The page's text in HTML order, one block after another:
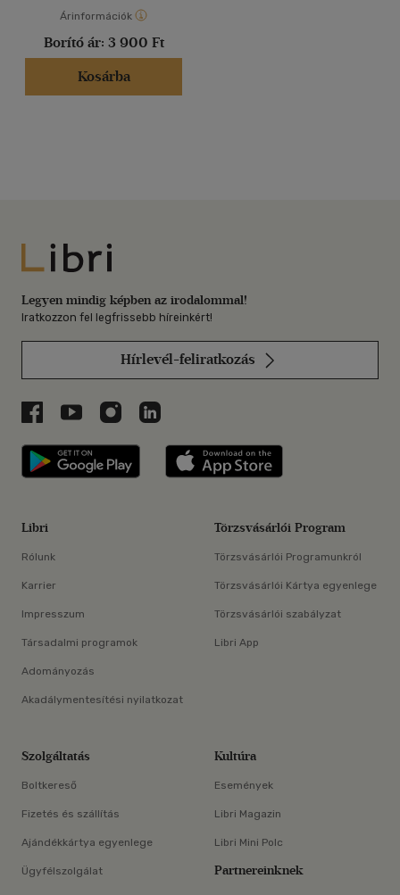
Árinformációk
Borító ár: 3 900 Ft
Kosárba
Libri
Legyen mindig képben az irodalommal!
Iratkozzon fel legfrissebb híreinkért!
Hírlevél-feliratkozás
Libri a Facebookon
Libri a Youtube-on
Libri az Instagramon
Libri a LinkedInen
Libri applikáció Szerezd meg: Google
Libri
Rólunk
Karrier
Impresszum
Társadalmi programok
Adományozás
Akadálymentesítési nyilatkozat
Törzsvásárlói Program
Törzsvásárlói Programunkról
Törzsvásárlói Kártya egyenlege
Törzsvásárlói szabályzat
Libri App
Szolgáltatás
Boltkereső
Fizetés és szállítás
Ajándékkártya egyenlege
Ügyfélszolgálat
Kultúra
Események
Libri Magazin
Libri Mini Polc
Partnereinknek